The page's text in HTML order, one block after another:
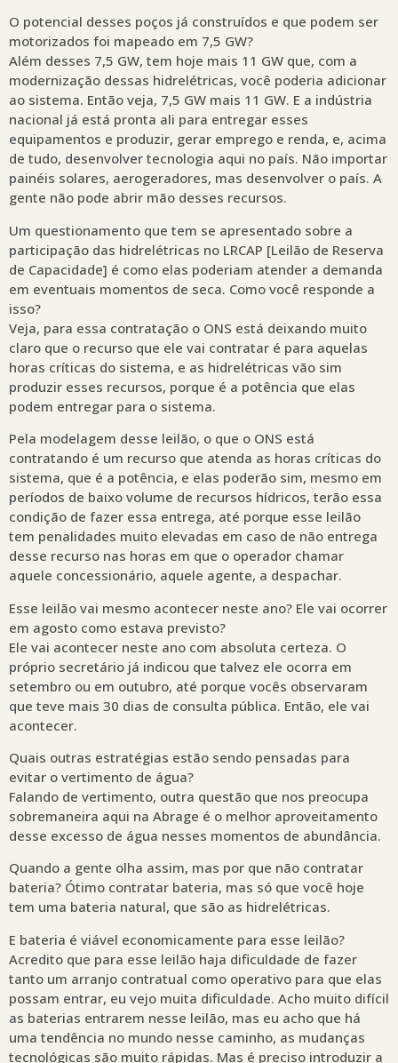
O potencial desses poços já construídos e que podem ser
motorizados foi mapeado em 7,5 GW?
Além desses 7,5 GW, tem hoje mais 11 GW que, com a
modernização dessas hidrelétricas, você poderia adicionar
ao sistema. Então veja, 7,5 GW mais 11 GW. E a indústria
nacional já está pronta ali para entregar esses
equipamentos e produzir, gerar emprego e renda, e, acima
de tudo, desenvolver tecnologia aqui no país. Não importar
painéis solares, aerogeradores, mas desenvolver o país. A
gente não pode abrir mão desses recursos.
Um questionamento que tem se apresentado sobre a
participação das hidrelétricas no LRCAP [Leilão de Reserva
de Capacidade] é como elas poderiam atender a demanda
em eventuais momentos de seca. Como você responde a
isso?
Veja, para essa contratação o ONS está deixando muito
claro que o recurso que ele vai contratar é para aquelas
horas críticas do sistema, e as hidrelétricas vão sim
produzir esses recursos, porque é a potência que elas
podem entregar para o sistema.
Pela modelagem desse leilão, o que o ONS está
contratando é um recurso que atenda as horas críticas do
sistema, que é a potência, e elas poderão sim, mesmo em
períodos de baixo volume de recursos hídricos, terão essa
condição de fazer essa entrega, até porque esse leilão
tem penalidades muito elevadas em caso de não entrega
desse recurso nas horas em que o operador chamar
aquele concessionário, aquele agente, a despachar.
Esse leilão vai mesmo acontecer neste ano? Ele vai ocorrer
em agosto como estava previsto?
Ele vai acontecer neste ano com absoluta certeza. O
próprio secretário já indicou que talvez ele ocorra em
setembro ou em outubro, até porque vocês observaram
que teve mais 30 dias de consulta pública. Então, ele vai
acontecer.
Quais outras estratégias estão sendo pensadas para
evitar o vertimento de água?
Falando de vertimento, outra questão que nos preocupa
sobremaneira aqui na Abrage é o melhor aproveitamento
desse excesso de água nesses momentos de abundância.
Quando a gente olha assim, mas por que não contratar
bateria? Ótimo contratar bateria, mas só que você hoje
tem uma bateria natural, que são as hidrelétricas.
E bateria é viável economicamente para esse leilão?
Acredito que para esse leilão haja dificuldade de fazer
tanto um arranjo contratual como operativo para que elas
possam entrar, eu vejo muita dificuldade. Acho muito difícil
as baterias entrarem nesse leilão, mas eu acho que há
uma tendência no mundo nesse caminho, as mudanças
tecnológicas são muito rápidas. Mas é preciso introduzir a